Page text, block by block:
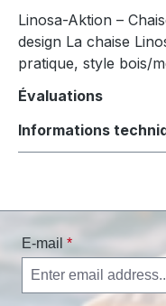
Linosa-Aktion –
design La chaise
pratique, style bois/
Évaluations
Informations
E-mail *